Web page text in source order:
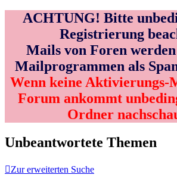
ACHTUNG! Bitte
Registrierung
Mails von Foren
Mailprogrammen als
Wenn keine Aktivierungs-
Forum ankommt
Ordner
Unbeantwortete Themen
Zur erweiterten Suche